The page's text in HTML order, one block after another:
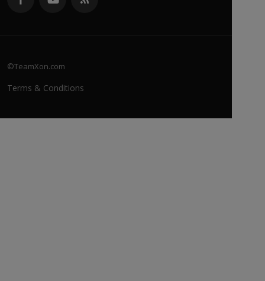
©TeamXon.com
Terms & Conditions